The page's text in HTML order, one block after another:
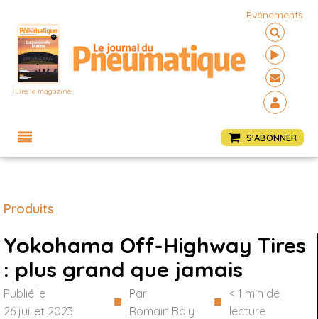
Lire le magazine
Événements
S'ABONNER
Produits
Yokohama Off-Highway Tires
: plus grand que jamais
Publié le
26 juillet 2023
■ Par
Romain Baly
■ < 1 min de
lecture